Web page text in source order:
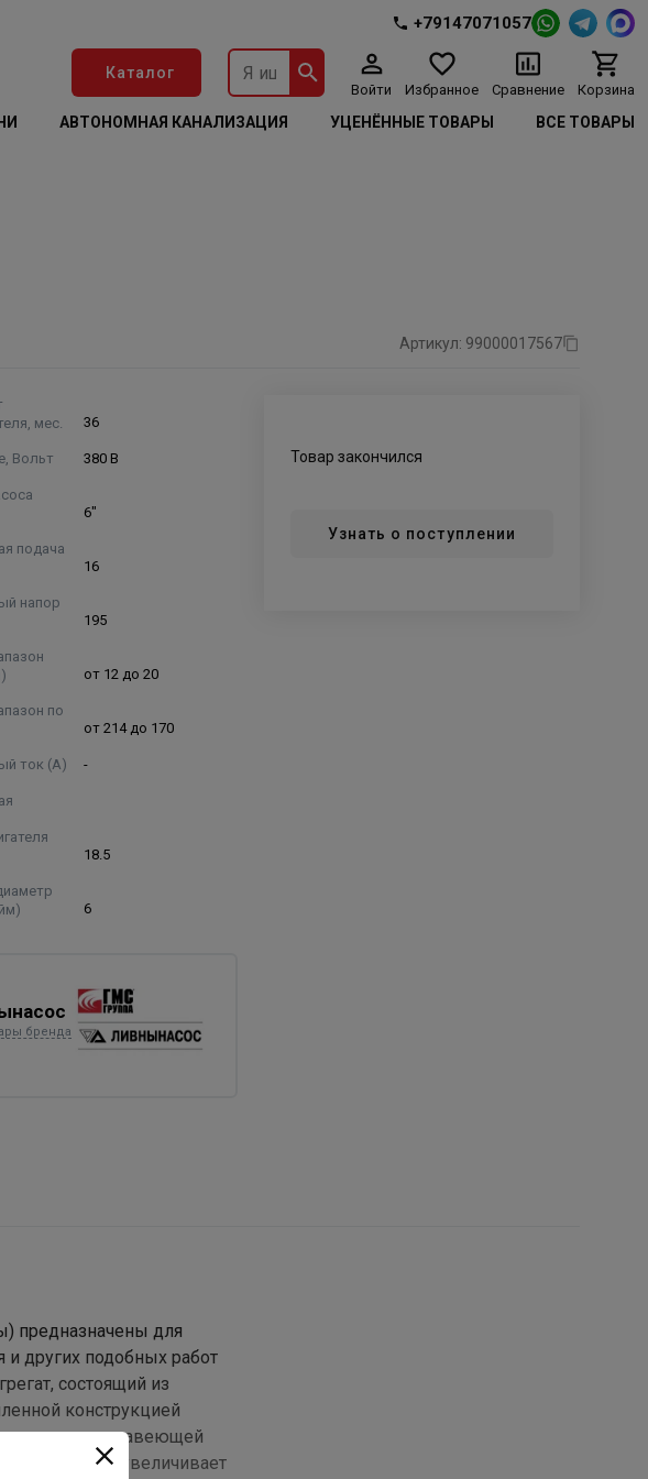
+79147071057
Каталог
Войти Избранное Сравнение Корзина
АВТОНОМНАЯ КАНАЛИЗАЦИЯ УЦЕНЁННЫЕ ТОВАРЫ ВСЕ ТОВАРЫ
Артикул: 99000017567
мес.
36
Вольт 380 В
6"
подача
16
напор
195
от 12 до 20
по
от 214 до 170
ток (А) -
18.5
6
бренда
Товар закончился
Узнать о поступлении
предназначены для
других подобных работ
состоящий из
конструкцией
из нержавеющей
и увеличивает